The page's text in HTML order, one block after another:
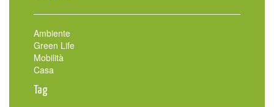
Ambiente
Green Life
Mobilità
Casa
Tag